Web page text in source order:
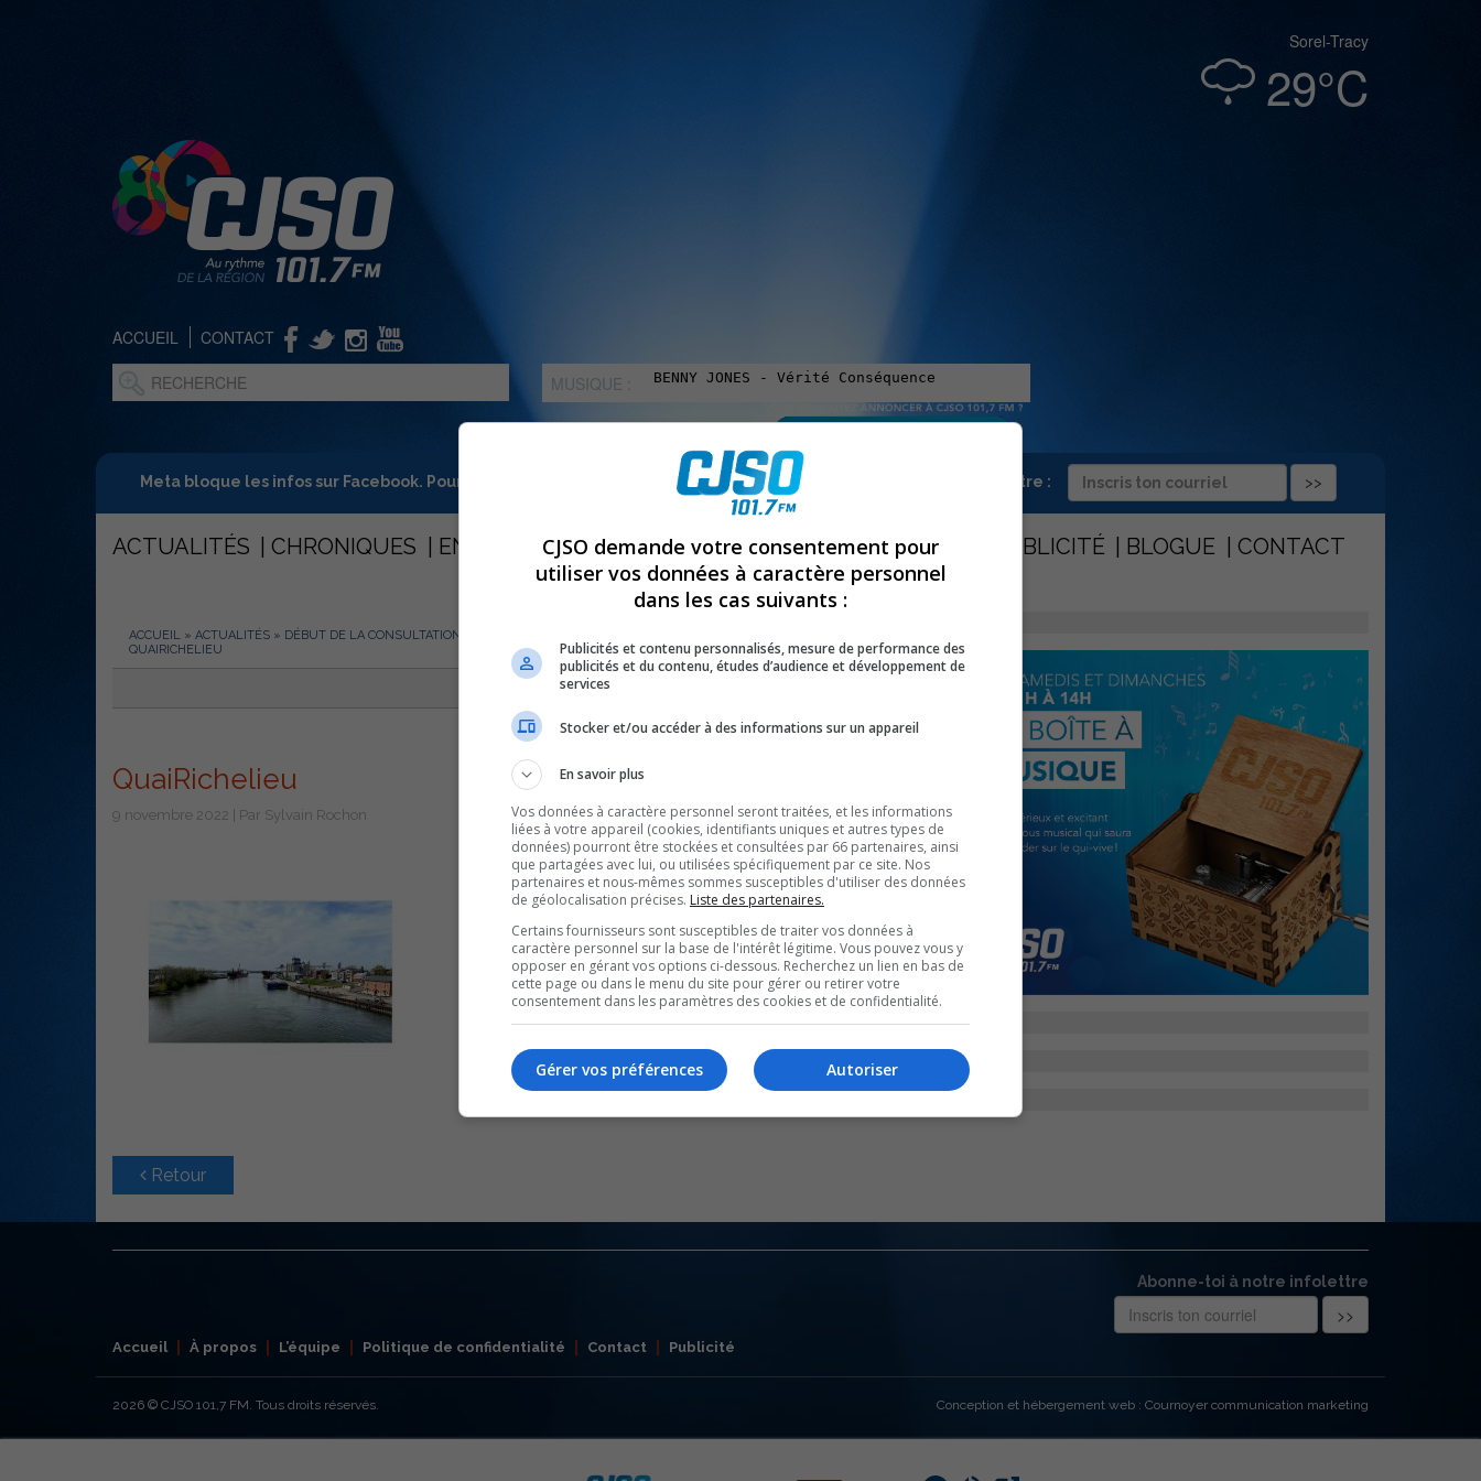
Sorel-Tracy
29°C
ACCUEIL CONTACT
MUSIQUE :
Meta bloque les infos sur Facebook. Pour ne rien manquer à Sorel-Tracy et la région, abonne-toi à notre infolettre :
ACTUALITÉS CHRONIQUES ENTREVUES OPINION ÉMISSIONS CONCOURS PUBLICITÉ BLOGUE CONTACT
ACCUEIL » ACTUALITÉS » DÉBUT DE LA CONSULTATION PUBLIQUE SUR LE PROJET D’AMÉNAGEMENT DU QUAI RICHELIEU
QUAIRICHELIEU
QuaiRichelieu
9 novembre 2022 | Par Sylvain Rochon
Retour
Abonne-toi à notre infolettre
Accueil À propos L’équipe Politique de confidentialité Contact Publicité
2026 © CJSO 101,7 FM. Tous droits réservés. Conception et hébergement web : Cournoyer communication marketing
CJSO demande votre consentement pour
utiliser vos données à caractère personnel
dans les cas suivants :
Publicités et contenu personnalisés, mesure de performance des
publicités et du contenu, études d’audience et développement de
services
Stocker et/ou accéder à des informations sur un appareil
En savoir plus
Vos données à caractère personnel seront traitées, et les informations
liées à votre appareil (cookies, identifiants uniques et autres types de
données) pourront être stockées et consultées par 66 partenaires, ainsi
que partagées avec lui, ou utilisées spécifiquement par ce site. Nos
partenaires et nous-mêmes sommes susceptibles d'utiliser des données
de géolocalisation précises. Liste des partenaires.
Certains fournisseurs sont susceptibles de traiter vos données à
caractère personnel sur la base de l'intérêt légitime. Vous pouvez vous y
opposer en gérant vos options ci-dessous. Recherchez un lien en bas de
cette page ou dans le menu du site pour gérer ou retirer votre
consentement dans les paramètres des cookies et de confidentialité.
Autoriser
Gérer vos préférences